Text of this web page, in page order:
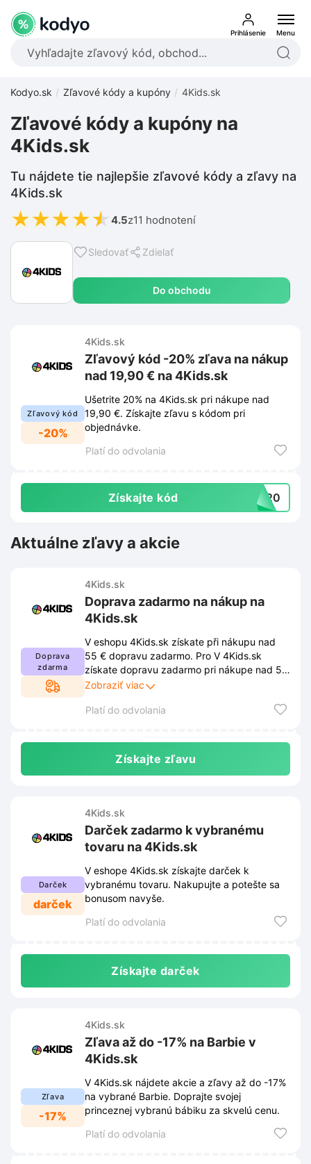
Prihlásenie Menu
Kodyo.sk Zľavové kódy a kupóny 4Kids.sk
Sledovať Zdielať
Do obchodu
Zľavové kódy a kupóny na
4Kids.sk
Tu nájdete tie najlepšie zľavové kódy a zľavy na
4Kids.sk
★★★★★ 4.5z11 hodnotení
Zľavový kód
-20%
4Kids.sk
Zľavový kód -20% zľava na nákup
nad 19,90 € na 4Kids.sk
Ušetrite 20% na 4Kids.sk pri nákupe nad
19,90 €. Získajte zľavu s kódom pri
objednávke.
Platí do odvolania
Získajte kód FT20
Aktuálne zľavy a akcie
Doprava
zdarma
4Kids.sk
Doprava zadarmo na nákup na
4Kids.sk
V eshopu 4Kids.sk získate při nákupu nad
55 € dopravu zadarmo. Pro V 4Kids.sk
získate dopravu zadarmo pri nákupe nad 55
€. Ak chcete využiť zľavu, musíte dodržiavať
podmienky sú uverejnené na webovej
Zobraziť viac
Platí do odvolania
Získajte zľavu
Darček
darček
4Kids.sk
Darček zadarmo k vybranému
tovaru na 4Kids.sk
V eshope 4Kids.sk získajte darček k
vybranému tovaru. Nakupujte a potešte sa
bonusom navyše.
Platí do odvolania
Získajte darček
Zľava
-17%
4Kids.sk
Zľava až do -17% na Barbie v
4Kids.sk
V 4Kids.sk nájdete akcie a zľavy až do -17%
na vybrané Barbie. Doprajte svojej
princeznej vybranú bábiku za skvelú cenu.
Platí do odvolania